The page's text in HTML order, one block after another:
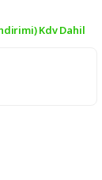
Kdv Dahil